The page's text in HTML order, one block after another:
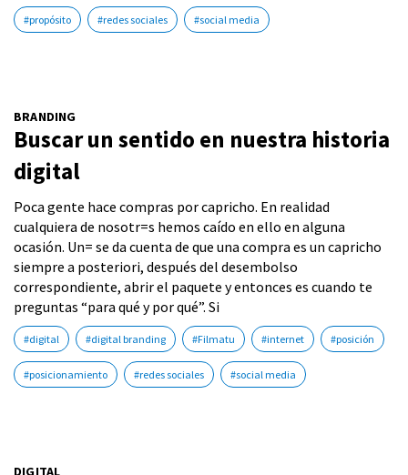
#propósito #redes sociales #social media
BRANDING
Buscar un sentido en nuestra historia
digital
Poca gente hace compras por capricho. En realidad
cualquiera de nosotr=s hemos caído en ello en alguna
ocasión. Un= se da cuenta de que una compra es un capricho
siempre a posteriori, después del desembolso
correspondiente, abrir el paquete y entonces es cuando te
preguntas “para qué y por qué”. Si
#digital #digital branding #Filmatu #internet #posición
#posicionamiento #redes sociales #social media
DIGITAL